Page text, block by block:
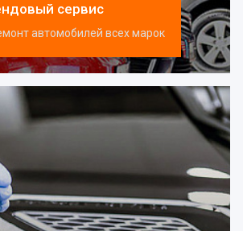
сервис
автомобилей всех марок